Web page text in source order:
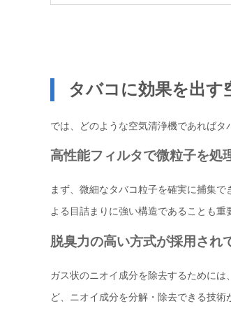
タバコに効果を出す
では、どのような空気清浄機であればタ
高性能フィルタで微粒子を処
まず、微細なタバコ粒子を確実に捕集
よる目詰まりに強い構造であることも重
脱臭力の高い方式が採用され
ガス状のニオイ成分を除去するために
ど、ニオイ成分を分解・除去できる技